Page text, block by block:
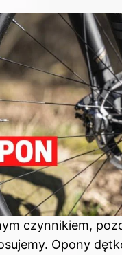
czynnikiem,
Opony